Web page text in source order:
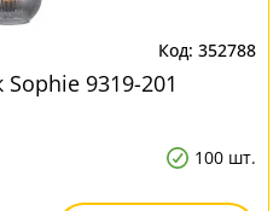
352788
9319-201
100 шт.